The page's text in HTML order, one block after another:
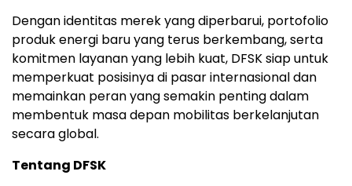
Dengan identitas merek yang diperbarui, portofolio
produk energi baru yang terus berkembang, serta
komitmen layanan yang lebih kuat, DFSK siap untuk
memperkuat posisinya di pasar internasional dan
memainkan peran yang semakin penting dalam
membentuk masa depan mobilitas berkelanjutan
secara global.
Tentang DFSK